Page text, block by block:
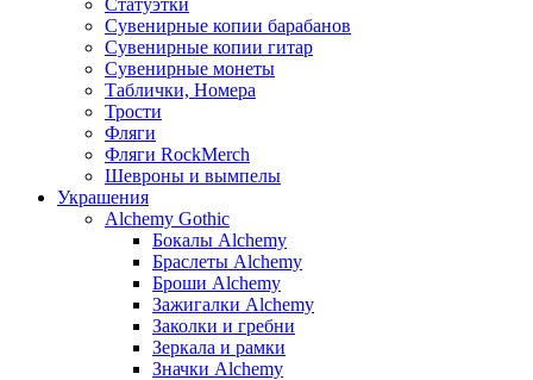
Статуэтки
Сувенирные копии барабанов
Сувенирные копии гитар
Сувенирные монеты
Таблички, Номера
Трости
Фляги
Фляги RockMerch
Шевроны и вымпелы
Украшения
Alchemy Gothic
Бокалы Alchemy
Браслеты Alchemy
Броши Alchemy
Зажигалки Alchemy
Заколки и гребни
Зеркала и рамки
Значки Alchemy